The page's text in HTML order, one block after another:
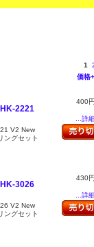
1
価格+
2221
V2 New
ングセット
400
...詳
3026
V2 New
ングセット
430
...詳